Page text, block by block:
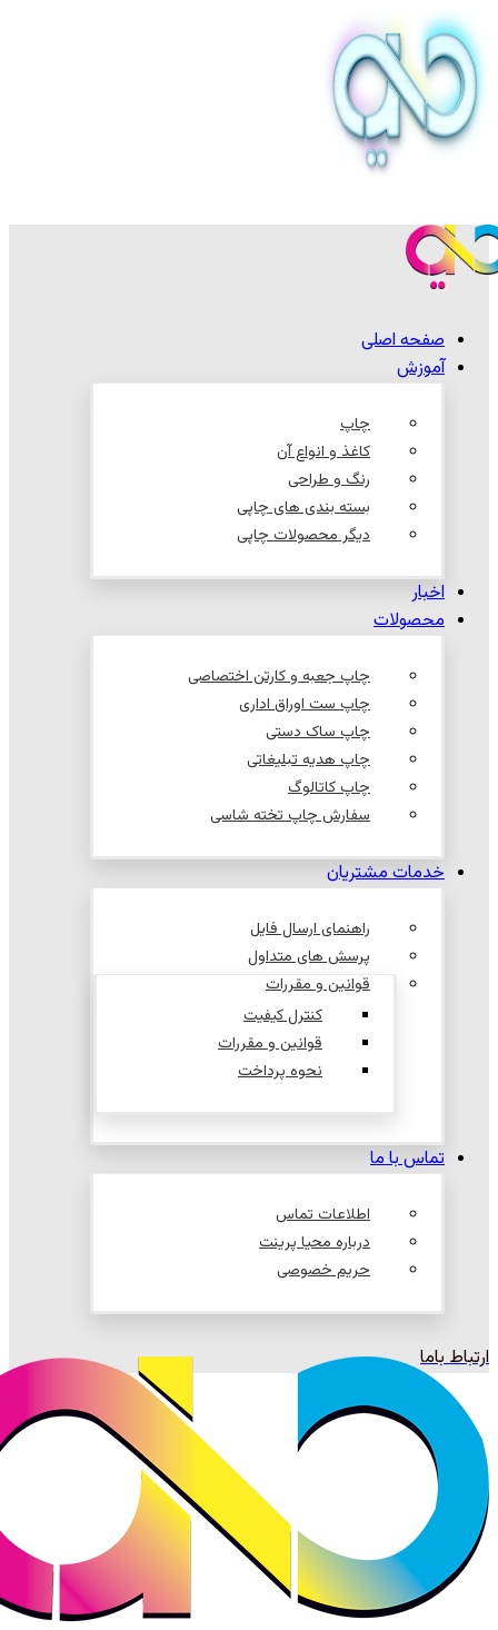
صفحه اصلی
آموزش
چاپ
کاغذ و انواع آن
رنگ و طراحی
بسته بندی های چاپی
دیگر محصولات چاپی
اخبار
محصولات
چاپ جعبه و کارتن اختصاصی
چاپ ست اوراق اداری
چاپ ساک دستی
چاپ هدیه تبلیغاتی
چاپ کاتالوگ
سفارش چاپ تخته شاسی
خدمات مشتریان
راهنمای ارسال فایل
پرسش های متداول
قوانین و مقررات
کنترل کیفیت
قوانین و مقررات
نحوه پرداخت
تماس با ما
اطلاعات تماس
درباره محیا پرینت
حریم خصوصی
ارتباط باما